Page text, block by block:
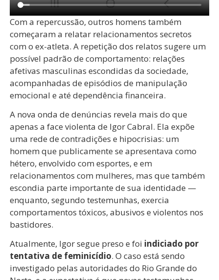
Com a repercussão, outros homens também
começaram a relatar relacionamentos secretos
com o ex-atleta. A repetição dos relatos sugere um
possível padrão de comportamento: relações
afetivas masculinas escondidas da sociedade,
acompanhadas de episódios de manipulação
emocional e até dependência financeira.
A nova onda de denúncias revela mais do que
apenas a face violenta de Igor Cabral. Ela expõe
uma rede de contradições e hipocrisias: um
homem que publicamente se apresentava como
hétero, envolvido com esportes, e em
relacionamentos com mulheres, mas que também
escondia parte importante de sua identidade —
enquanto, segundo testemunhas, exercia
comportamentos tóxicos, abusivos e violentos nos
bastidores.
Atualmente, Igor segue preso e foi indiciado por
tentativa de feminicídio. O caso está sendo
investigado pelas autoridades do Rio Grande do